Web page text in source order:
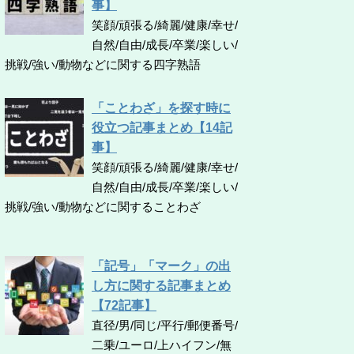
事】
笑顔/頑張る/綺麗/健康/幸せ/
自然/自由/成長/卒業/楽しい/
挑戦/強い/動物などに関する四字熟語
「ことわざ」を探す時に
役立つ記事まとめ【14記
事】
笑顔/頑張る/綺麗/健康/幸せ/
自然/自由/成長/卒業/楽しい/
挑戦/強い/動物などに関することわざ
「記号」「マーク」の出
し方に関する記事まとめ
【72記事】
直径/男/同じ/平行/郵便番号/
二乗/ユーロ/上ハイフン/無